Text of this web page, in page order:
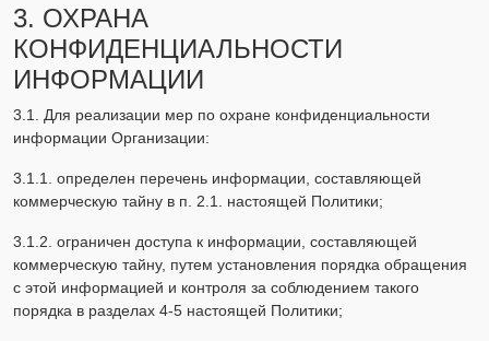
3. ОХРАНА
КОНФИДЕНЦИАЛЬНОСТИ
ИНФОРМАЦИИ
3.1. Для реализации мер по охране конфиденциальности
информации Организации:
3.1.1. определен перечень информации, составляющей
коммерческую тайну в п. 2.1. настоящей Политики;
3.1.2. ограничен доступа к информации, составляющей
коммерческую тайну, путем установления порядка обращения
с этой информацией и контроля за соблюдением такого
порядка в разделах 4-5 настоящей Политики;